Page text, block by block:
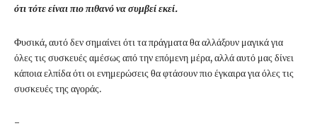
ότι τότε είναι πιο πιθανό να συμβεί εκεί.
Φυσικά, αυτό δεν σημαίνει ότι τα πράγματα θα αλλάξουν μαγικά για
όλες τις συσκευές αμέσως από την επόμενη μέρα, αλλά αυτό μας δίνει
κάποια ελπίδα ότι οι ενημερώσεις θα φτάσουν πιο έγκαιρα για όλες τις
συσκευές της αγοράς.
-